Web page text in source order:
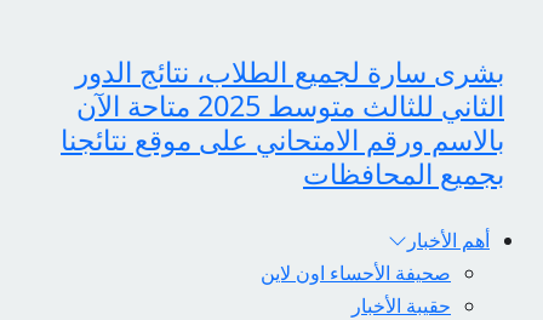
بشرى سارة لجميع الطلاب، نتائج الدور
الثاني للثالث متوسط 2025 متاحة الآن
بالاسم ورقم الامتحاني على موقع نتائجنا
بجميع المحافظات
أهم الأخبار
صحيفة الأحساء اون لاين
حقيبة الأخبار